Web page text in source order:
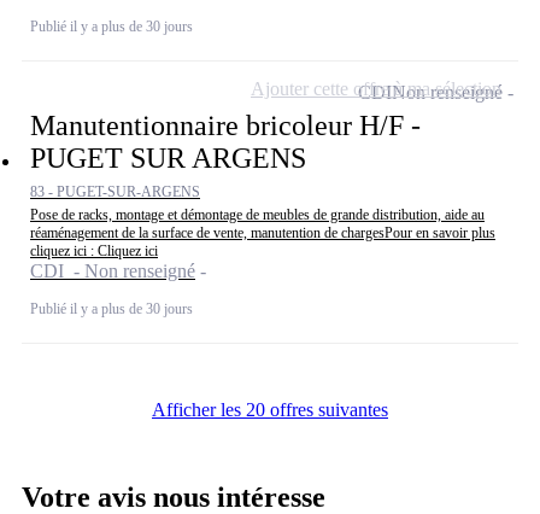
Publié il y a plus de 30 jours
Manutentionnaire bricoleur H/F -
PUGET SUR ARGENS
83 - PUGET-SUR-ARGENS
Pose de racks, montage et démontage de meubles de grande distribution, aide au
réaménagement de la surface de vente, manutention de chargesPour en savoir plus
cliquez ici : Cliquez ici
CDI - Non renseigné
Publié il y a plus de 30 jours
CDINon renseigné
Ajouter cette offre à ma sélection
Afficher les 20 offres suivantes
Votre avis nous intéresse